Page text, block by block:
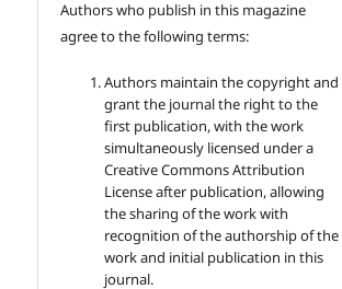
Authors who publish in this magazine
agree to the following terms:
Authors maintain the copyright and
grant the journal the right to the
first publication, with the work
simultaneously licensed under a
Creative Commons Attribution
License after publication, allowing
the sharing of the work with
recognition of the authorship of the
work and initial publication in this
journal.